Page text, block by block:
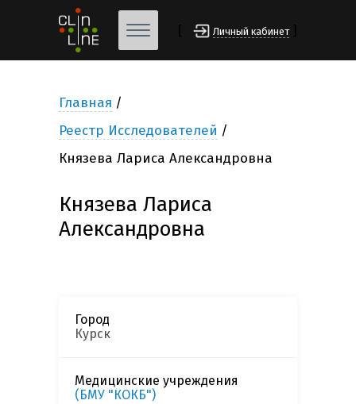
Личный кабинет
Главная
Реестр Исследователей
Князева Лариса Александровна
Князева Лариса
Александровна
Город
Курск
Медицинские учреждения
(БМУ "КОКБ")